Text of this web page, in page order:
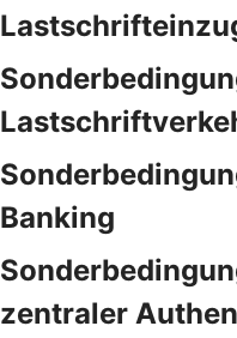
Banking
zentraler